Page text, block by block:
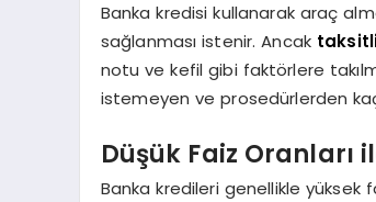
Banka kredisi kullanarak araç
sağlanması istenir. Ancak
notu ve kefil gibi faktörlere
istemeyen ve prosedürlerden
Düşük Faiz Oranları
Banka kredileri genellikle